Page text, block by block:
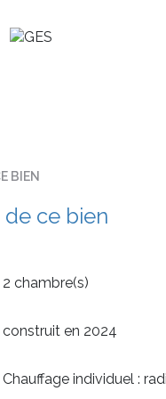
d’achèvement
ouvrage.
énergétiques
BIEN
ce bien
2 chambre(s)
construit en 2024
Chauffage individuel :